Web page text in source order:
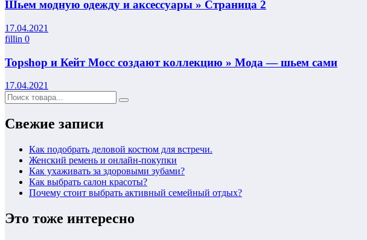
Шьем модную одежду и аксессуары » Страница 2
17.04.2021
fillin 0
Topshop и Кейт Мосс создают коллекцию » Мода — шьем сами
17.04.2021
Свежие записи
Как подобрать деловой костюм для встречи.
Женский ремень и онлайн-покупки
Как ухаживать за здоровыми зубами?
Как выбрать салон красоты?
Почему стоит выбрать активный семейный отдых?
Это тоже интересно